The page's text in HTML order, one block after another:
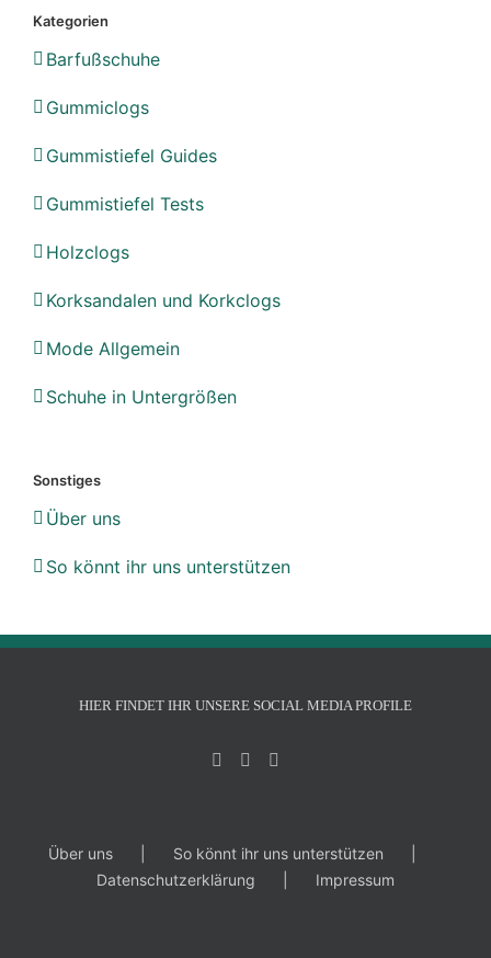
Kategorien
Barfußschuhe
Gummiclogs
Gummistiefel Guides
Gummistiefel Tests
Holzclogs
Korksandalen und Korkclogs
Mode Allgemein
Schuhe in Untergrößen
Sonstiges
Über uns
So könnt ihr uns unterstützen
HIER FINDET IHR UNSERE SOCIAL MEDIA PROFILE
Über uns
So könnt ihr uns unterstützen
Datenschutzerklärung
Impressum